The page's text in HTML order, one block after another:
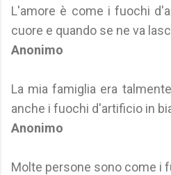
L'amore è come i fuochi
cuore e quando se ne va
Anonimo
La mia famiglia era
anche i fuochi d'artificio in
Anonimo
Molte persone sono come i